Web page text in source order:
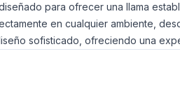
para ofrecer una llama
en cualquier ambiente,
sofisticado, ofreciendo una